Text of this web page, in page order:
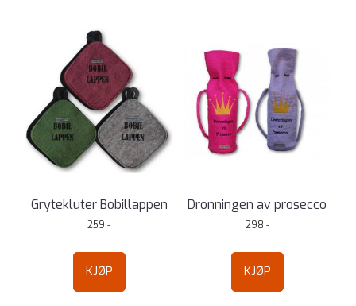
Grytekluter Bobillappen
259,-
KJØP
Dronningen av prosecco
298,-
KJØP